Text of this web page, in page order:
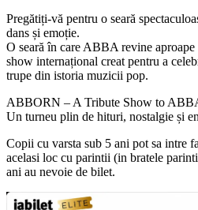
Pregătiți-vă pentru o seară
dans și emoție.
O seară în care ABBA revine
show internațional creat pentru a
trupe din istoria muzicii pop.
ABBORN – A Tribute Show to
Un turneu plin de hituri, nostalgie și
Copii cu varsta sub 5 ani pot sa intre
acelasi loc cu parintii (in bratele
ani au nevoie de bilet.